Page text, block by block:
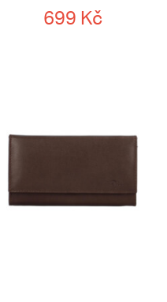
699 Kč